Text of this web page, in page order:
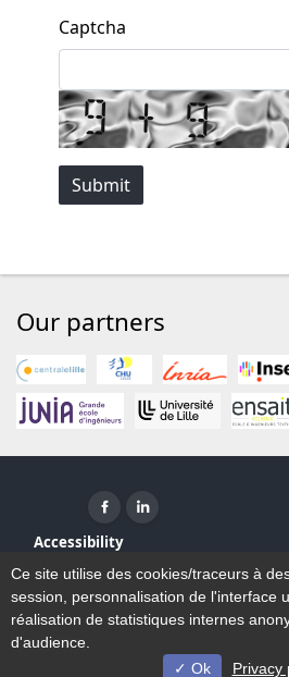
Captcha
Our partners
Facebook ( New window)
Linkedin ( New
Accessibility
Legal Notice
Contact
© Université
Ce site utilise des cookies/traceurs à
session, personnalisation de l'interface
réalisation de statistiques internes
d'audience.
Ok
Privacy